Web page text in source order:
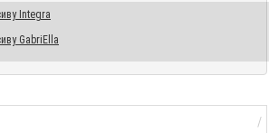
Integra
GabriElla